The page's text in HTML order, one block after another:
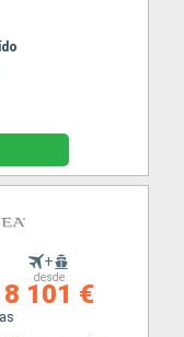
+
desde
8 101 €